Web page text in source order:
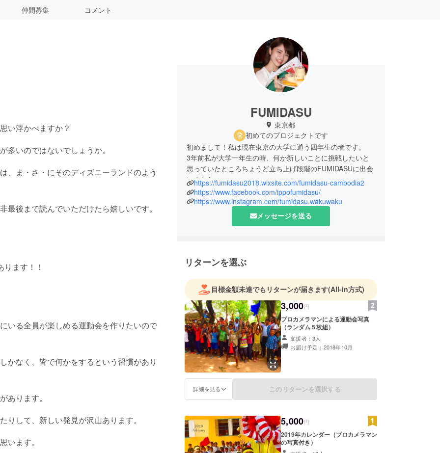
仲間募集 コメント
い浮かべますか？
多いのではないでしょうか。
、ま・さ・にそのディズニーランドのよう
後まで読んでいただけたら嬉しいです。
ます！！
いる全員が楽しめる運動会を作りたいので
かなく、皆で何かをするという習慣があり
あります。
して、新しい発見が沢山あります。
います。
FUMIDASU
東京都
初めてのプロジェクトです
初めまして！私は現在東京の大学に通う四年生の者です。
3年前私が大学一年生の時、何か新しいことに挑戦したいと
思っていたところちょうど立ち上げ段階のFUMIDASUに出会
いました。
それからの四年間はほぼFUMIDASUの活動に捧げてきまし
た。
カンボジアの子供たちのキラキラした笑顔や、楽しそうな笑
https://fumidasu2018.wixsite.com/fumidasu-cambodia2
https://www.facebook.com/ippofumidasu/
https://www.instagram.com/fumidasu.wakuwaku
メッセージを送る
リターンを選ぶ
目標金額未達でもリターンが届きます(All-in方式)
3,000円
プロカメラマンによる運動会写真
（ランダム５枚組）
支援者：3人
お届け予定：2018年10月
詳細を見る このリターンを選択する
5,000円
2019年カレンダー（プロカメラマン
の写真付き）